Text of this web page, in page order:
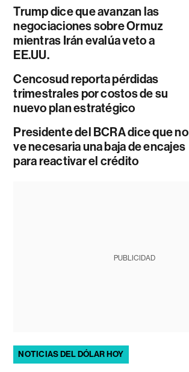
Trump dice que avanzan las
negociaciones sobre Ormuz
mientras Irán evalúa veto a
EE.UU.
Cencosud reporta pérdidas
trimestrales por costos de su
nuevo plan estratégico
Presidente del BCRA dice que no
ve necesaria una baja de encajes
para reactivar el crédito
PUBLICIDAD
NOTICIAS DEL DÓLAR HOY